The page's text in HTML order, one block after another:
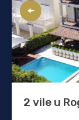
2 vile u